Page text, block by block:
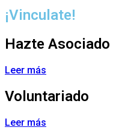
¡Vinculate!
Hazte Asociado
Leer más
Voluntariado
Leer más